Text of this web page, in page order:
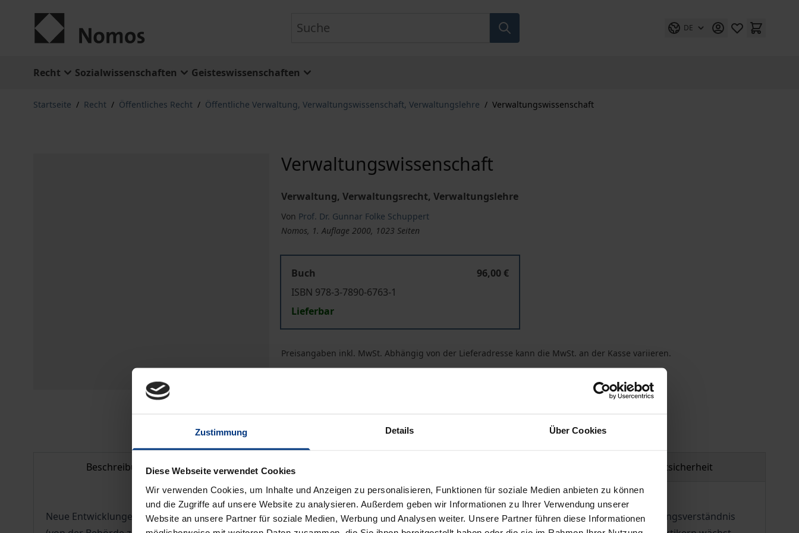
Zustimmung Details Über Cookies
Diese Webseite verwendet Cookies
Wir verwenden Cookies, um Inhalte und Anzeigen zu personalisieren, Funktionen für soziale Medien anbieten zu können
und die Zugriffe auf unsere Website zu analysieren. Außerdem geben wir Informationen zu Ihrer Verwendung unserer
Website an unsere Partner für soziale Medien, Werbung und Analysen weiter. Unsere Partner führen diese Informationen
DE
Recht Sozialwissenschaften Geisteswissenschaften
Startseite / Recht / Öffentliches Recht / Öffentliche Verwaltung, Verwaltungswissenschaft, Verwaltungslehre / Verwaltungswissenschaft
Verwaltungswissenschaft
Verwaltung, Verwaltungsrecht, Verwaltungslehre
Von Prof. Dr. Gunnar Folke Schuppert
Nomos, 1. Auflage 2000, 1023 Seiten
Buch
96,00 €
ISBN 978-3-7890-6763-1
Lieferbar
Preisangaben inkl. MwSt. Abhängig von der Lieferadresse kann die MwSt. an der Kasse variieren.
Beschreibung Bibliografische Angaben Produktsicherheit
Neue Entwicklungen im Verhältnis von Staat und Gesellschaft ("kooperativer Staat", "Gewährleistungsstaat") und im Staats- und Verwaltungsverständnis